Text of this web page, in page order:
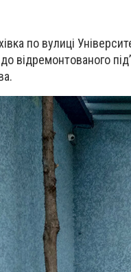
по вулиці
відремонтованого